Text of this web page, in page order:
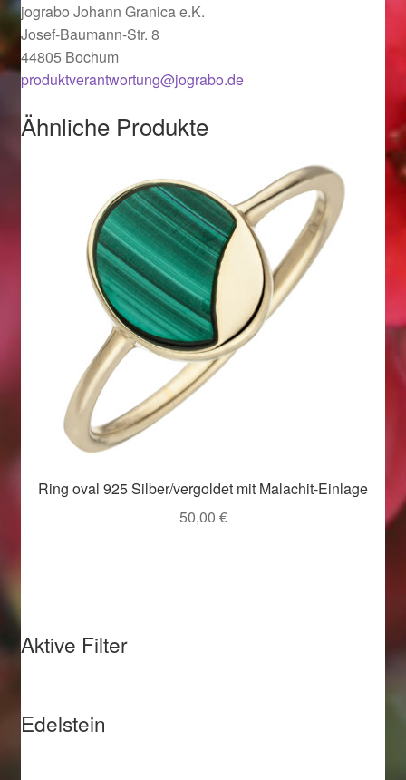
Valentinstag 2016
Weihnachtsangebote 2015
Weihnachtsangebote 2016
Weihnachtsangebote 2017
Weihnachtsangebote 2018
Weihnachtsangebote 2019
Weihnachtsangebote 2020
Woocommerce Predictive Search
jograbo Johann Granica e.K.
Josef-Baumann-Str. 8
44805 Bochum
produktverantwortung@jograbo.de
Ähnliche Produkte
Ring oval 925 Silber/vergoldet mit Malachit-Einlage
50,00 €
Aktive Filter
Edelstein